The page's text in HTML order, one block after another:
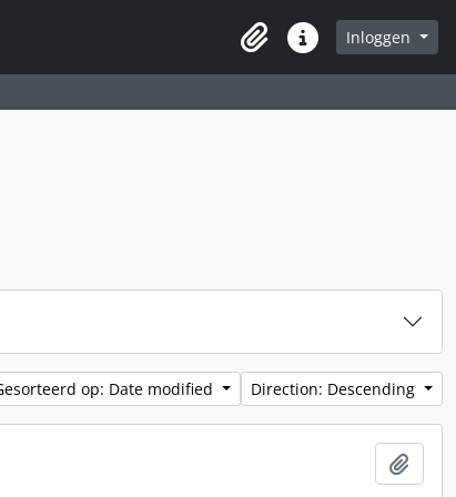
ClipboardQuick linksInloggen
op: Date modified Direction: Descending